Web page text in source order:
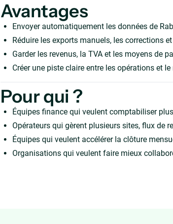
Avantages
Envoyer automatiquement les données de
Réduire les exports manuels, les corrections
Garder les revenus, la TVA et les moyens de
Créer une piste claire entre les opérations et
Pour qui ?
Équipes finance qui veulent comptabiliser
Opérateurs qui gèrent plusieurs sites, flux de
Équipes qui veulent accélérer la clôture
Organisations qui veulent faire mieux